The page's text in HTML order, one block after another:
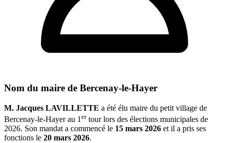
Nom du maire de Bercenay-le-Hayer
M. Jacques LAVILLETTE a été élu maire du petit village de
Bercenay-le-Hayer au 1ertour lors des élections municipales de
2026. Son mandat a commencé le 15 mars 2026 et il a pris ses
fonctions le 20 mars 2026.